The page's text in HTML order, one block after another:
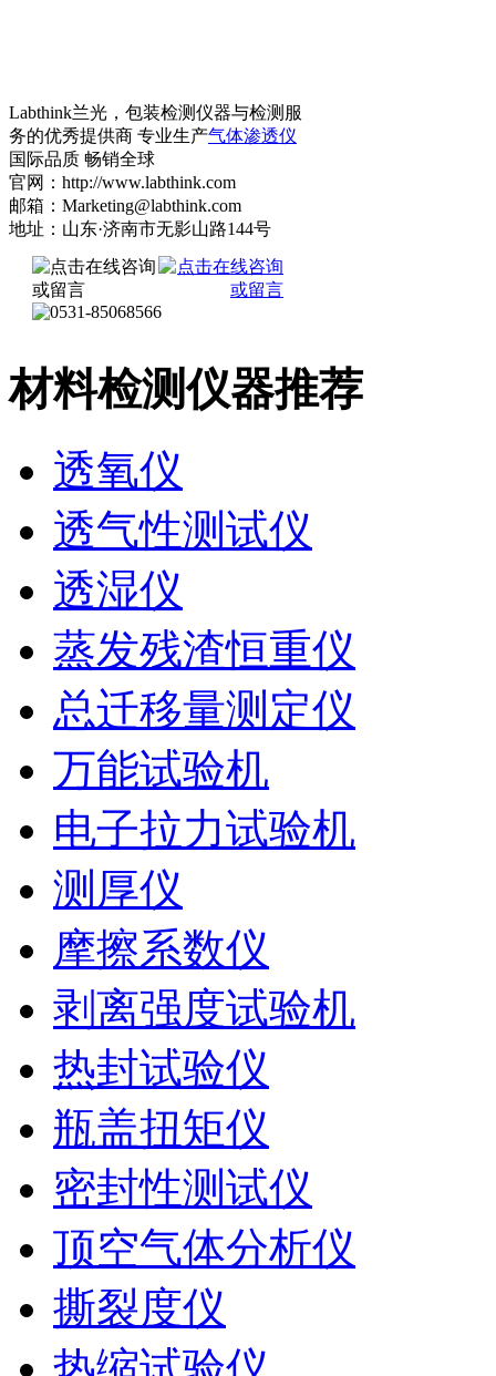
Labthink兰光，包装检测仪器与检测服
务的优秀提供商 专业生产气体渗透仪
国际品质 畅销全球
官网：http://www.labthink.com
邮箱：Marketing@labthink.com
地址：山东·济南市无影山路144号
材料检测仪器推荐
透氧仪
透气性测试仪
透湿仪
蒸发残渣恒重仪
总迁移量测定仪
万能试验机
电子拉力试验机
测厚仪
摩擦系数仪
剥离强度试验机
热封试验仪
瓶盖扭矩仪
密封性测试仪
顶空气体分析仪
撕裂度仪